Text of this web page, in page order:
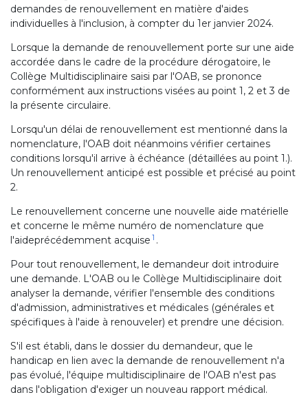
demandes de renouvellement en matière d'aides
individuelles à l'inclusion, à compter du 1er janvier 2024.
Lorsque la demande de renouvellement porte sur une aide
accordée dans le cadre de la procédure dérogatoire, le
Collège Multidisciplinaire saisi par l'OAB, se prononce
conformément aux instructions visées au point 1, 2 et 3 de
la présente circulaire.
Lorsqu'un délai de renouvellement est mentionné dans la
nomenclature, l'OAB doit néanmoins vérifier certaines
conditions lorsqu'il arrive à échéance (détaillées au point 1.).
Un renouvellement anticipé est possible et précisé au point
2.
Le renouvellement concerne une nouvelle aide matérielle
et concerne le même numéro de nomenclature que
l'aideprécédemment acquise 1 .
Pour tout renouvellement, le demandeur doit introduire
une demande. L'OAB ou le Collège Multidisciplinaire doit
analyser la demande, vérifier l'ensemble des conditions
d'admission, administratives et médicales (générales et
spécifiques à l'aide à renouveler) et prendre une décision.
S'il est établi, dans le dossier du demandeur, que le
handicap en lien avec la demande de renouvellement n'a
pas évolué, l'équipe multidisciplinaire de l'OAB n'est pas
dans l'obligation d'exiger un nouveau rapport médical.